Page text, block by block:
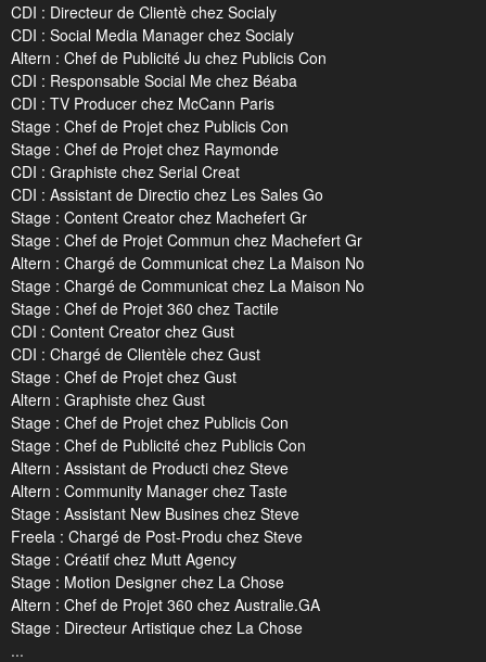
CDI : Directeur de Clientè chez Socialy
CDI : Social Media Manager chez Socialy
Altern : Chef de Publicité Ju chez Publicis Con
CDI : Responsable Social Me chez Béaba
CDI : TV Producer chez McCann Paris
Stage : Chef de Projet chez Publicis Con
Stage : Chef de Projet chez Raymonde
CDI : Graphiste chez Serial Creat
CDI : Assistant de Directio chez Les Sales Go
Stage : Content Creator chez Machefert Gr
Stage : Chef de Projet Commun chez Machefert Gr
Altern : Chargé de Communicat chez La Maison No
Stage : Chargé de Communicat chez La Maison No
Stage : Chef de Projet 360 chez Tactile
CDI : Content Creator chez Gust
CDI : Chargé de Clientèle chez Gust
Stage : Chef de Projet chez Gust
Altern : Graphiste chez Gust
Stage : Chef de Projet chez Publicis Con
Stage : Chef de Publicité chez Publicis Con
Altern : Assistant de Producti chez Steve
Altern : Community Manager chez Taste
Stage : Assistant New Busines chez Steve
Freela : Chargé de Post-Produ chez Steve
Stage : Créatif chez Mutt Agency
Stage : Motion Designer chez La Chose
Altern : Chef de Projet 360 chez Australie.GA
Stage : Directeur Artistique chez La Chose
...